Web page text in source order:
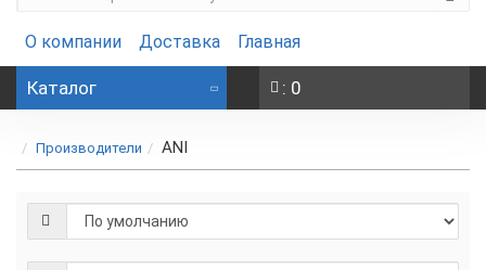
О компании Доставка Главная
Каталог : 0
Производители ANI